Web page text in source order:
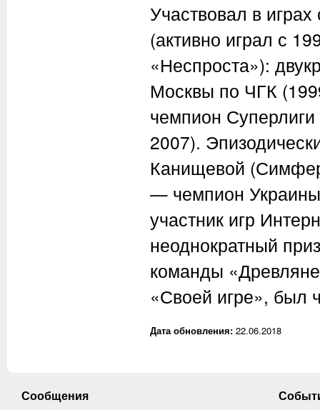
Участвовал в
(активно играл с
«Неспроста»):
Москвы по ЧГК
чемпион
2007).
Канищевой
— чемпион
участник игр
неоднократный
команды
«Своей игре», был
Дата обновления: 22.06.2018
Сообщения